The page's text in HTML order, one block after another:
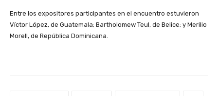
Entre los expositores participantes en el encuentro estuvieron
Víctor López, de Guatemala; Bartholomew Teul, de Belice; y Merilio
Morell, de República Dominicana.